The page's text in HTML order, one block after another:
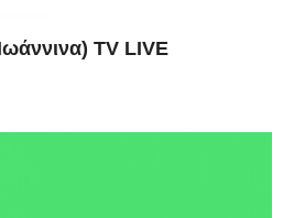
TV LIVE